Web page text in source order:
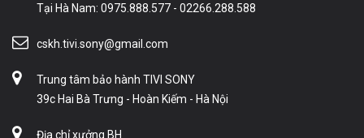
Tại Hà Nam: 0975.888.577 - 02266.288.588
cskh.tivi.sony@gmail.com
Trung tâm bảo hành TIVI SONY
39c Hai Bà Trưng - Hoàn Kiếm - Hà Nội
Địa chỉ xưởng BH